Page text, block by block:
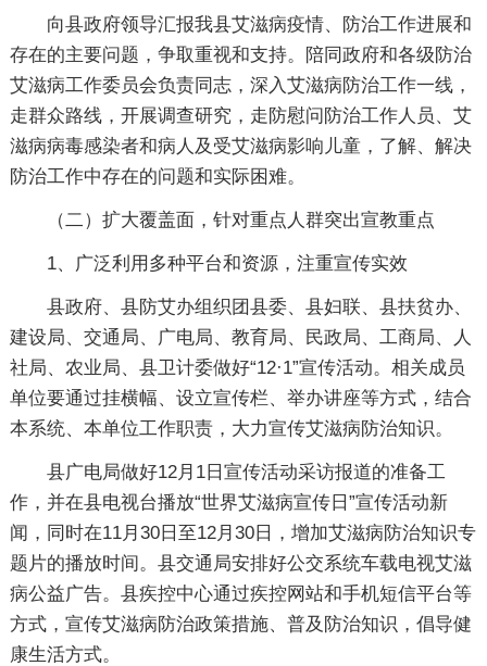
向县政府领导汇报我县艾滋病疫情、防治工作进展和
存在的主要问题，争取重视和支持。陪同政府和各级防治
艾滋病工作委员会负责同志，深入艾滋病防治工作一线，
走群众路线，开展调查研究，走防慰问防治工作人员、艾
滋病病毒感染者和病人及受艾滋病影响儿童，了解、解决
防治工作中存在的问题和实际困难。
（二）扩大覆盖面，针对重点人群突出宣教重点
1、广泛利用多种平台和资源，注重宣传实效
县政府、县防艾办组织团县委、县妇联、县扶贫办、
建设局、交通局、广电局、教育局、民政局、工商局、人
社局、农业局、县卫计委做好“12·1”宣传活动。相关成员
单位要通过挂横幅、设立宣传栏、举办讲座等方式，结合
本系统、本单位工作职责，大力宣传艾滋病防治知识。
县广电局做好12月1日宣传活动采访报道的准备工
作，并在县电视台播放“世界艾滋病宣传日”宣传活动新
闻，同时在11月30日至12月30日，增加艾滋病防治知识专
题片的播放时间。县交通局安排好公交系统车载电视艾滋
病公益广告。县疾控中心通过疾控网站和手机短信平台等
方式，宣传艾滋病防治政策措施、普及防治知识，倡导健
康生活方式。